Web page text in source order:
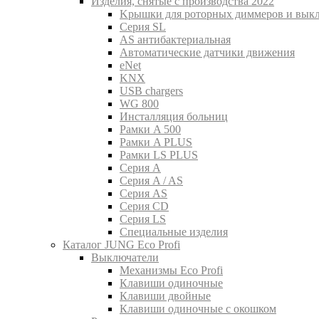
Kрышки для роторных диммеров и
Серия SL
AS антибактериальная
Aвтоматические датчики движения
eNet
KNX
USB chargers
WG 800
Инсталляция больниц
Рамки A 500
Рамки A PLUS
Рамки LS PLUS
Серия A
Серия A / AS
Серия AS
Серия CD
Серия LS
Специальные изделия
Каталог JUNG Eco Profi
Выключатели
Механизмы Eco Profi
Клавиши одиночные
Клавиши двойные
Клавиши одиночные с окошком